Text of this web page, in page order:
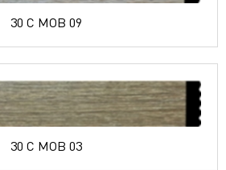
30 C MOB 09
30 C MOB 03